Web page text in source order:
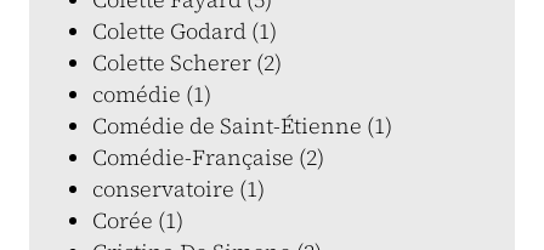
Colette Godard (1)
Colette Scherer (2)
comédie (1)
Comédie de Saint-Étienne (1)
Comédie-Française (2)
conservatoire (1)
Corée (1)